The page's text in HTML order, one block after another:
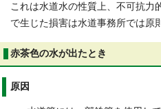
これは水道水の性質上、不可抗力
で生じた損害は水道事務所では原
赤茶色の水が出たとき
原因